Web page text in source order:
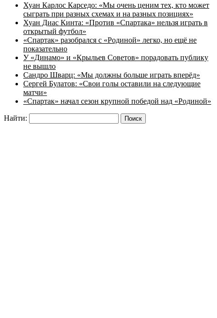
Хуан Карлос Карседо: «Мы очень ценим тех, кто может
сыграть при разных схемах и на разных позициях»
Хуан Диас Кинта: «Против «Спартака» нельзя играть в
открытый футбол»
«Спартак» разобрался с «Родиной» легко, но ещё не
показательно
У «Динамо» и «Крыльев Советов» порадовать публику
не вышло
Сандро Шварц: «Мы должны больше играть вперёд»
Сергей Булатов: «Свои голы оставили на следующие
матчи»
«Спартак» начал сезон крупной победой над «Родиной»
Найти: